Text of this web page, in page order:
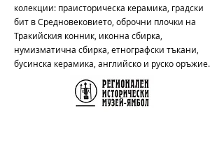
колекции: праисторическа керамика, градски
бит в Средновековието, оброчни плочки на
Тракийския конник, иконна сбирка,
нумизматична сбирка, етнографски тъкани,
бусинска керамика, английско и руско оръжие.